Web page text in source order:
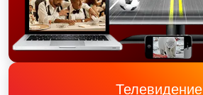
Телевидение